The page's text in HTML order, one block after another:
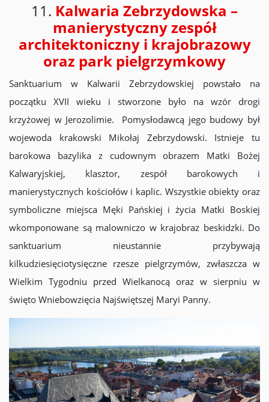
11. Kalwaria Zebrzydowska –
manierystyczny zespół
architektoniczny i krajobrazowy
oraz park pielgrzymkowy
Sanktuarium w Kalwarii Zebrzydowskiej powstało na
początku XVII wieku i stworzone było na wzór drogi
krzyżowej w Jerozolimie. Pomysłodawcą jego budowy był
wojewoda krakowski Mikołaj Zebrzydowski. Istnieje tu
barokowa bazylika z cudownym obrazem Matki Bożej
Kalwaryjskiej, klasztor, zespół barokowych i
manierystycznych kościołów i kaplic. Wszystkie obiekty oraz
symboliczne miejsca Męki Pańskiej i życia Matki Boskiej
wkomponowane są malowniczo w krajobraz beskidzki. Do
sanktuarium nieustannie przybywają
kilkudziesięciotysięczne rzesze pielgrzymów, zwłaszcza w
Wielkim Tygodniu przed Wielkanocą oraz w sierpniu w
święto Wniebowzięcia Najświętszej Maryi Panny.